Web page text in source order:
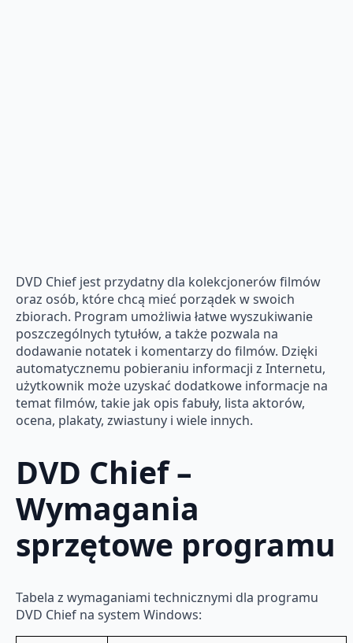
DVD Chief jest przydatny dla kolekcjonerów filmów
oraz osób, które chcą mieć porządek w swoich
zbiorach. Program umożliwia łatwe wyszukiwanie
poszczególnych tytułów, a także pozwala na
dodawanie notatek i komentarzy do filmów. Dzięki
automatycznemu pobieraniu informacji z Internetu,
użytkownik może uzyskać dodatkowe informacje na
temat filmów, takie jak opis fabuły, lista aktorów,
ocena, plakaty, zwiastuny i wiele innych.
DVD Chief –
Wymagania
sprzętowe programu
Tabela z wymaganiami technicznymi dla programu
DVD Chief na system Windows: